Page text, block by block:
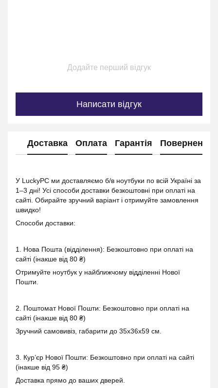
Додайте перший відгук
Написати відгук
Доставка Оплата Гарантія Повернення
У LuckyPC ми доставляємо б/в ноутбуки по всій Україні за
1–3 дні! Усі способи доставки безкоштовні при оплаті на
сайті. Обирайте зручний варіант і отримуйте замовлення
швидко!
Способи доставки:
1. Нова Пошта (відділення): Безкоштовно при оплаті на
сайті (інакше від 80 ₴)
Отримуйте ноутбук у найближчому відділенні Нової
Пошти.
2. Поштомат Нової Пошти: Безкоштовно при оплаті на
сайті (інакше від 80 ₴)
Зручний самовивіз, габарити до 35x36x59 см.
3. Кур’єр Нової Пошти: Безкоштовно при оплаті на сайті
(інакше від 95 ₴)
Доставка прямо до ваших дверей.